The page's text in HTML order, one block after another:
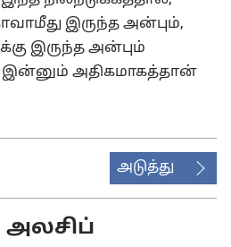
இருந்த அன்பும்,
இருந்த அன்பும்
அதிகமாகத்தான்
அடுத்து